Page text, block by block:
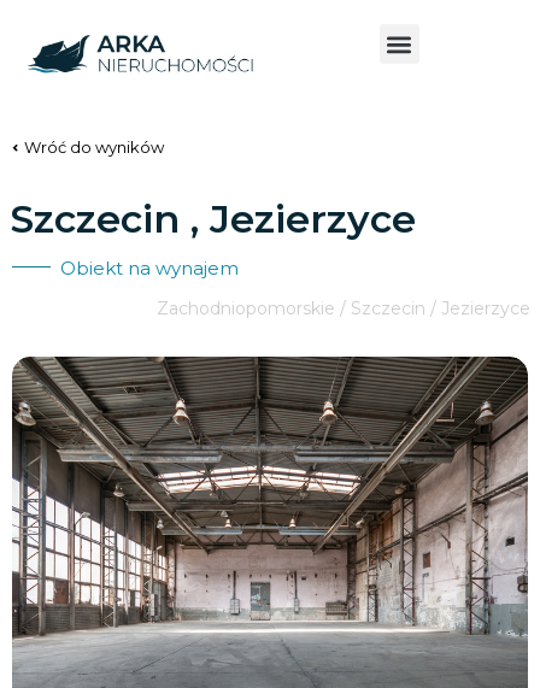
Wróć do wyników
Szczecin , Jezierzyce
Obiekt na wynajem
Zachodniopomorskie / Szczecin / Jezierzyce